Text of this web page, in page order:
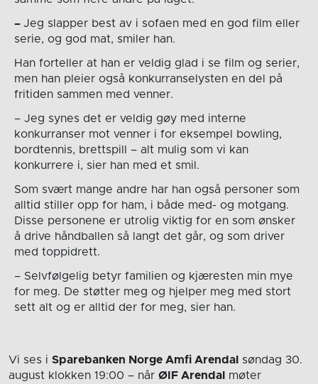
– Jeg slapper best av i sofaen med en god film eller
serie, og god mat, smiler han.
Han forteller at han er veldig glad i se film og serier,
men han pleier også konkurranselysten en del på
fritiden sammen med venner.
– Jeg synes det er veldig gøy med interne
konkurranser mot venner i for eksempel bowling,
bordtennis, brettspill – alt mulig som vi kan
konkurrere i, sier han med et smil.
Som svært mange andre har han også personer som
alltid stiller opp for ham, i både med- og motgang.
Disse personene er utrolig viktig for en som ønsker
å drive håndballen så langt det går, og som driver
med toppidrett.
– Selvfølgelig betyr familien og kjæresten min mye
for meg. De støtter meg og hjelper meg med stort
sett alt og er alltid der for meg, sier han.
Vi ses i Sparebanken Norge Amfi Arendal
søndag 30.
august klokken 19:00 – når ØIF Arendal
møter